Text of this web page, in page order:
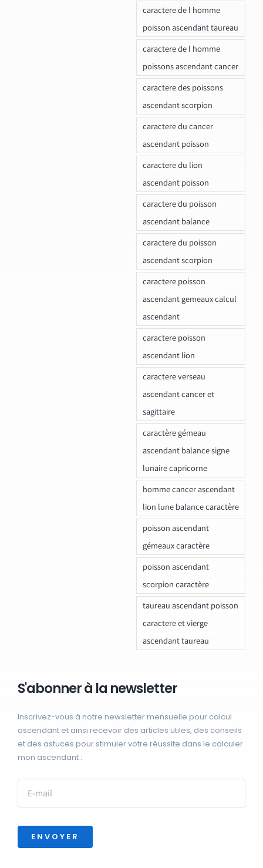
caractere de l homme
poisson ascendant taureau
caractere de l homme
poissons ascendant cancer
caractere des poissons
ascendant scorpion
caractere du cancer
ascendant poisson
caractere du lion
ascendant poisson
caractere du poisson
ascendant balance
caractere du poisson
ascendant scorpion
caractere poisson
ascendant gemeaux calcul
ascendant
caractere poisson
ascendant lion
caractere verseau
ascendant cancer et
sagittaire
caractère gémeau
ascendant balance signe
lunaire capricorne
homme cancer ascendant
lion lune balance caractère
poisson ascendant
gémeaux caractère
poisson ascendant
scorpion caractère
taureau ascendant poisson
caractere et vierge
ascendant taureau
S'abonner à la newsletter
Inscrivez-vous à notre newsletter mensuelle pour calcul
ascendant et ainsi recevoir des articles utiles, des conseils
et des astuces pour stimuler votre réussite dans le calculer
mon ascendant :
ENVOYER